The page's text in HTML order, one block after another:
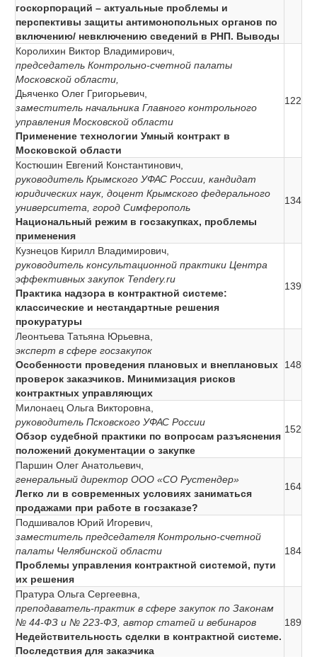
госкорпораций – актуальные проблемы и
перспективы защиты антимонопольных органов по
включению/ невключению сведений в РНП. Выводы
Королихин Виктор Владимирович,
председатель Контрольно-счетной палаты
Московской области,
Дьяченко Олег Григорьевич,
заместитель начальника Главного контрольного
управления Московской области
Применение технологии Умный контракт в
Московской области
122
Костюшин Евгений Константинович,
руководитель Крымского УФАС России, кандидат
юридических наук, доцент Крымского федерального
университета, город Симферополь
Национальный режим в госзакупках, проблемы
применения
134
Кузнецов Кирилл Владимирович,
руководитель консультационной практики Центра
эффективных закупок Tendery.ru
Практика надзора в контрактной системе:
классические и нестандартные решения
прокуратуры
139
Леонтьева Татьяна Юрьевна,
эксперт в сфере госзакупок
Особенности проведения плановых и внеплановых
проверок заказчиков. Минимизация рисков
контрактных управляющих
148
Милонаец Ольга Викторовна,
руководитель Псковского УФАС России
Обзор судебной практики по вопросам разъяснения
положений документации о закупке
152
Паршин Олег Анатольевич,
генеральный директор ООО «СО Рустендер»
Легко ли в современных условиях заниматься
продажами при работе в госзаказе?
164
Подшивалов Юрий Игоревич,
заместитель председателя Контрольно-счетной
палаты Челябинской области
Проблемы управления контрактной системой, пути
их решения
184
Пратура Ольга Сергеевна,
преподаватель-практик в сфере закупок по Законам
№ 44-ФЗ и № 223-ФЗ, автор статей и вебинаров
Недействительность сделки в контрактной системе.
Последствия для заказчика
189